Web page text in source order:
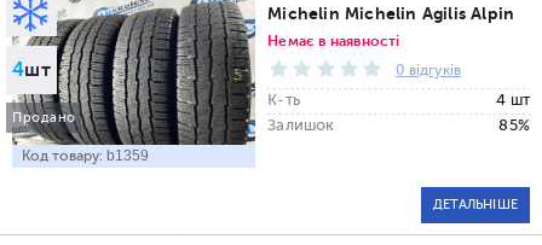
Сезон
Всі
Кількість
Всі
ПІДІБРАТИ
4шт
Продано
Код товару: b1359
Michelin Michelin Agilis Alpin
Немає в наявності
0 відгуків
К-ть
4 шт
Залишок
85%
ДЕТАЛЬНІШЕ